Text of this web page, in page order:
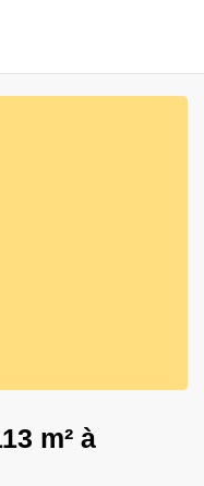
m² à